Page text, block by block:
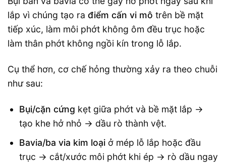
lắp vì chúng tạo ra điểm cấn vi mô trên bề mặt
tiếp xúc, làm môi phớt không ôm đều trục hoặc
làm thân phớt không ngồi kín trong lỗ lắp.
Cụ thể hơn, cơ chế hỏng thường xảy ra theo chuỗi
như sau:
Bụi/cặn cứng kẹt giữa phớt và bề mặt lắp →
tạo khe hở nhỏ → dầu rò thành vệt.
Bavia/ba via kim loạiở mép lỗ lắp hoặc đầu
trục → cắt/xước môi phớt khi ép → rò dầu ngay